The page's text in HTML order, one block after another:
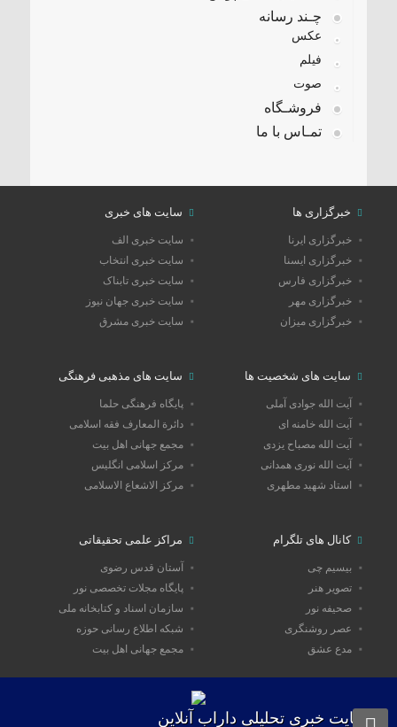
چـند رسانه
عکس
فیلم
صوت
فروشـگاه
تمـاس با ما
خبرگزاری ها
خبرگزاری ایرنا
خبرگزاری ایسنا
خبرگزاری فارس
خبرگزاری مهر
خبرگزاری میزان
سایت های خبری
سایت خبری الف
سایت خبری انتخاب
سایت خبری تابناک
سایت خبری جهان نیوز
سایت خبری مشرق
سایت های شخصیت ها
آیت الله جوادی آملی
آیت الله خامنه ای
آیت الله مصباح یزدی
آیت الله نوری همدانی
استاد شهید مطهری
سایت های مذهبی فرهنگی
پایگاه فرهنگی حلما
دائرة المعارف فقه اسلامی
مجمع جهانی اهل بیت
مرکز اسلامی انگلیس
مرکز الاشعاع الاسلامی
کانال های تلگرام
بیسیم چی
تصویر هنر
صحیفه نور
عصر روشنگری
مدع عشق
مراکز علمی تحقیقاتی
آستان قدس رضوی
پایگاه مجلات تخصصی نور
سازمان اسناد و کتابخانه ملی
شبکه اطلاع رسانی حوزه
مجمع جهانی اهل بیت
سایت خبری تحلیلی داراب آنلاین